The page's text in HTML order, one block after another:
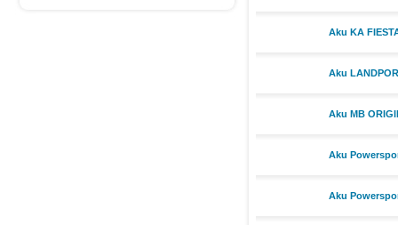
Aku KA
Aku
Aku MB
Aku
Aku